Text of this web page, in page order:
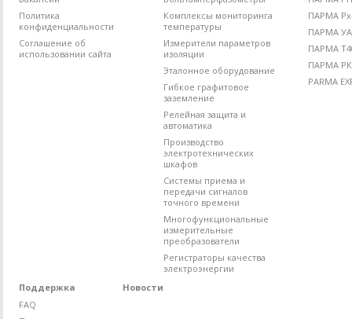
Политика
конфиденциальности
Соглашение об
использовании сайта
Комплексы мониторинга
температуры
Измерители параметров
изоляции
Эталонное оборудование
Гибкое графитовое
заземление
Релейная защита и
автоматика
Производство
электротехнических
шкафов
Системы приема и
передачи сигналов
точного времени
Многофункциональные
измерительные
преобразователи
Регистраторы качества
электроэнергии
ПАРМА
ПАРМА
ПАРМА
ПАРМА
PARMA
Поддержка
FAQ
Новости